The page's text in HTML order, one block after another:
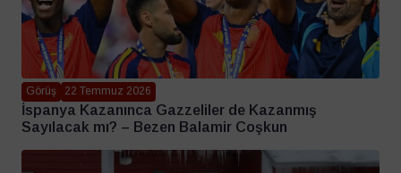
Görüş 22 Temmuz 2026
İspanya Kazanınca Gazzeliler de Kazanmış
Sayılacak mı? – Bezen Balamir Coşkun